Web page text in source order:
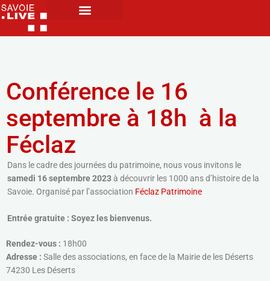
Conférence le 16
septembre à 18h à la
Féclaz
Dans le cadre des journées du patrimoine, nous vous invitons le
samedi 16 septembre 2023à découvrir les 1000 ans d’histoire de la
Savoie. Organisé par l’association Féclaz Patrimoine
Entrée gratuite : Soyez les bienvenus.
Rendez-vous : 18h00
Adresse : Salle des associations, en face de la Mairie de les Déserts
74230 Les Déserts